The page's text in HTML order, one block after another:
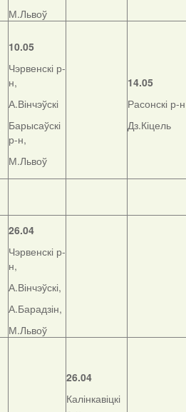
М.Львоў
10.05
Чэрвенскі р-
н,
А.Вінчэўскі
Барысаўскі
р-н,
М.Львоў
14.05
Расонскі р-
Дз.Кіцель
26.04
Чэрвенскі р-
н,
А.Вінчэўскі,
А.Барадзін,
М.Львоў
26.04
Калінкавіцкі